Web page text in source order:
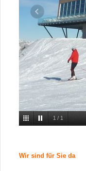
1 / 1
Wir sind für Sie da